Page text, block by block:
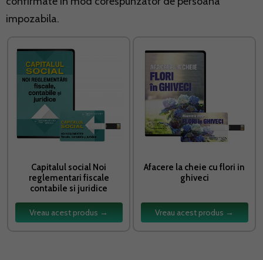
impozabila.
Capitalul social Noi
reglementari fiscale
contabile si juridice
Vreau acest produs →
Afacere la cheie cu flori in
ghiveci
Vreau acest produs →